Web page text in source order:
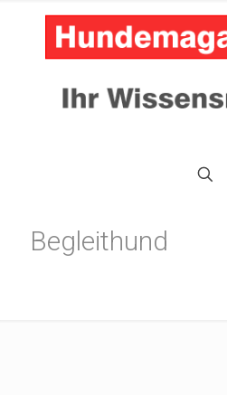
Begleithund